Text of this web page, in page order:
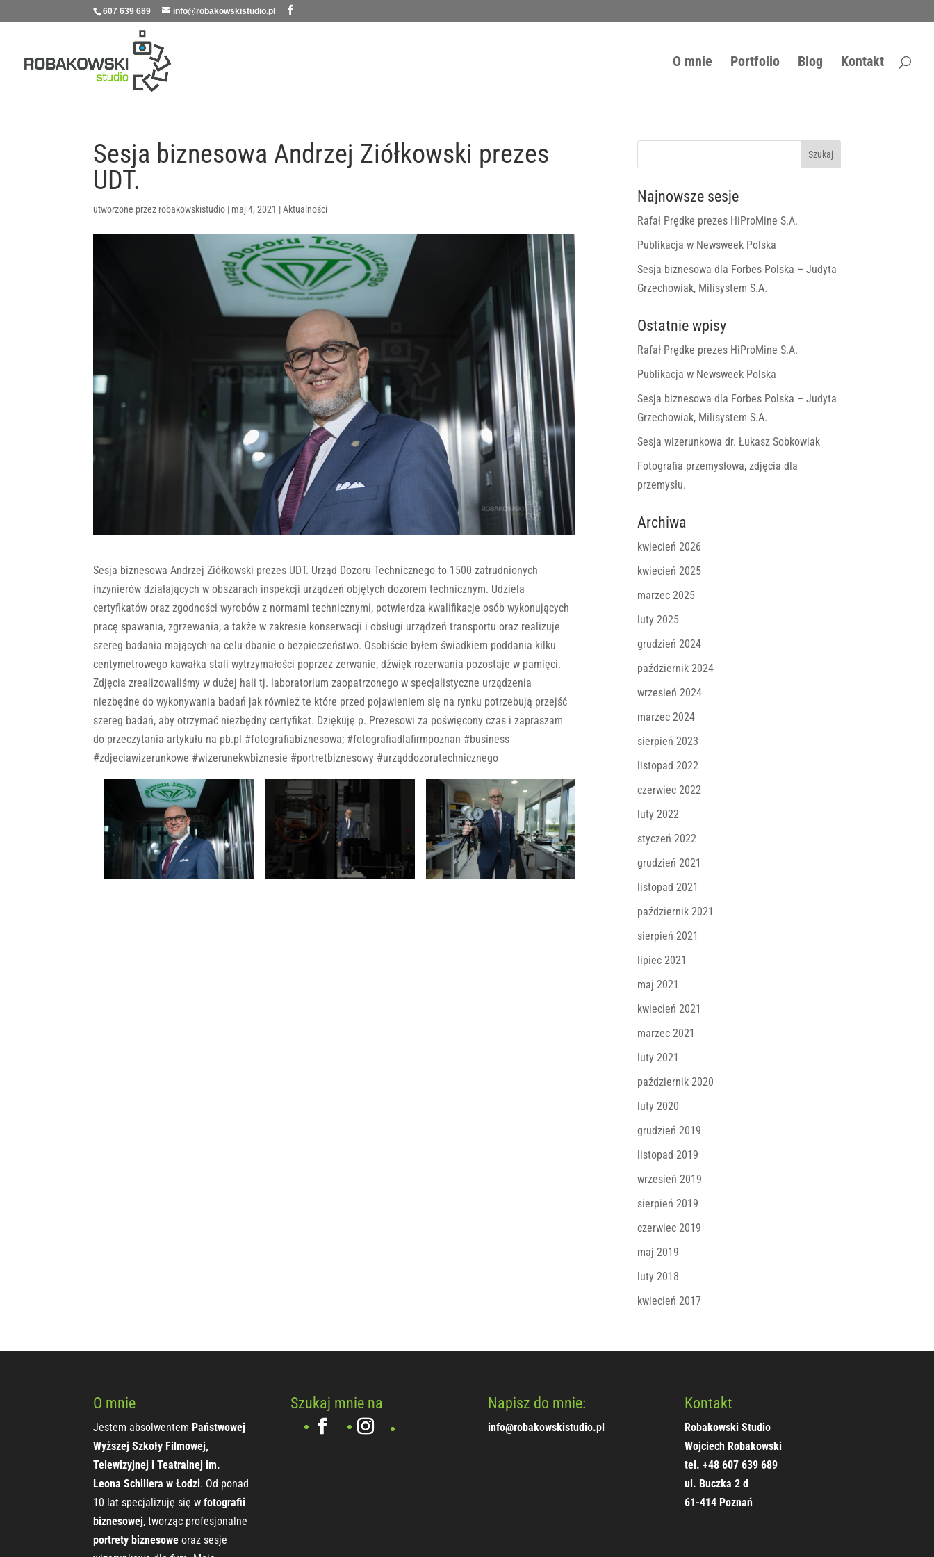
607 639 689 info@robakowskistudio.pl
O mnie Portfolio Blog Kontakt
Sesja biznesowa Andrzej Ziółkowski prezes
UDT.
utworzone przez robakowskistudio | maj 4, 2021 |Aktualności
Sesja biznesowa Andrzej Ziółkowski prezes UDT. Urząd Dozoru Technicznego to 1500 zatrudnionych
inżynierów działających w obszarach inspekcji urządzeń objętych dozorem technicznym. Udziela
certyfikatów oraz zgodności wyrobów z normami technicznymi, potwierdza kwalifikacje osób wykonujących
pracę spawania, zgrzewania, a także w zakresie konserwacji i obsługi urządzeń transportu oraz realizuje
szereg badania mających na celu dbanie o bezpieczeństwo. Osobiście byłem świadkiem poddania kilku
centymetrowego kawałka stali wytrzymałości poprzez zerwanie, dźwięk rozerwania pozostaje w pamięci.
Zdjęcia zrealizowaliśmy w dużej hali tj. laboratorium zaopatrzonego w specjalistyczne urządzenia
niezbędne do wykonywania badań jak również te które przed pojawieniem się na rynku potrzebują przejść
szereg badań, aby otrzymać niezbędny certyfikat. Dziękuję p. Prezesowi za poświęcony czas i zapraszam
do przeczytania artykułu na pb.pl #fotografiabiznesowa; #fotografiadlafirmpoznan #business
#zdjeciawizerunkowe #wizerunekwbiznesie #portretbiznesowy #urząddozorutechnicznego
Najnowsze sesje
Rafał Prędke prezes HiProMine S.A.
Publikacja w Newsweek Polska
Sesja biznesowa dla Forbes Polska – Judyta
Grzechowiak, Milisystem S.A.
Ostatnie wpisy
Rafał Prędke prezes HiProMine S.A.
Publikacja w Newsweek Polska
Sesja biznesowa dla Forbes Polska – Judyta
Grzechowiak, Milisystem S.A.
Sesja wizerunkowa dr. Łukasz Sobkowiak
Fotografia przemysłowa, zdjęcia dla
przemysłu.
Archiwa
kwiecień 2026
kwiecień 2025
marzec 2025
luty 2025
grudzień 2024
październik 2024
wrzesień 2024
marzec 2024
sierpień 2023
listopad 2022
czerwiec 2022
luty 2022
styczeń 2022
grudzień 2021
listopad 2021
październik 2021
sierpień 2021
lipiec 2021
maj 2021
kwiecień 2021
marzec 2021
luty 2021
październik 2020
luty 2020
grudzień 2019
listopad 2019
wrzesień 2019
sierpień 2019
czerwiec 2019
maj 2019
luty 2018
kwiecień 2017
O mnie
Jestem absolwentem Państwowej
Wyższej Szkoły Filmowej,
Telewizyjnej i Teatralnej im.
Leona Schillera w Łodzi. Od ponad
10 lat specjalizuję się wfotografii
biznesowej, tworząc profesjonalne
portrety biznesowe oraz sesje
Szukaj mnie na Napisz do mnie:
info@robakowskistudio.pl
Kontakt
Robakowski Studio
Wojciech Robakowski
tel. +48 607 639 689
ul. Buczka 2 d
61-414 Poznań